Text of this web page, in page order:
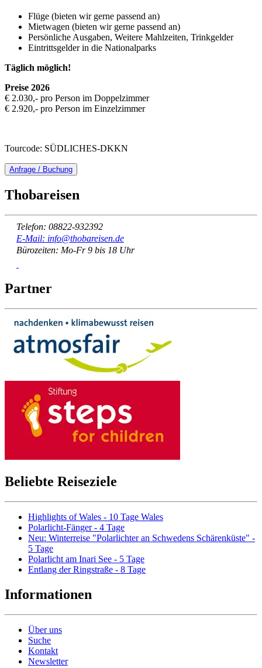
Flüge (bieten wir gerne passend an)
Mietwagen (bieten wir gerne passend an)
Persönliche Ausgaben, Weitere Mahlzeiten, Trinkgelder
Eintrittsgelder in die Nationalparks
Täglich möglich!
Preise 2026
€ 2.030,- pro Person im Doppelzimmer
€ 2.920,- pro Person im Einzelzimmer
Tourcode: SÜDLICHES-DKKN
Anfrage / Buchung
Thobareisen
Telefon: 08822-932392
E-Mail: info@thobareisen.de
Bürozeiten: Mo-Fr 9 bis 18 Uhr
Partner
Beliebte Reiseziele
Highlights of Wales - 10 Tage Wales
Polarlicht-Fänger - 4 Tage
Neu: Winterreise "Polarlichter an Schwedens Schärenküste" -
5 Tage
Polarlicht am Inari See - 5 Tage
Entlang der Ringstraße - 8 Tage
Informationen
Über uns
Suche
Kontakt
Newsletter